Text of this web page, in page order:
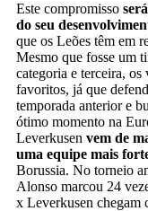
Este compromisso
do seu
que os Leões têm em
Mesmo que fosse um
categoria e terceira, os
favoritos, já que
temporada anterior e
ótimo momento na
Leverkusen vem de
uma equipe mais
Borussia. No torneio
Alonso marcou 24
x Leverkusen chegam